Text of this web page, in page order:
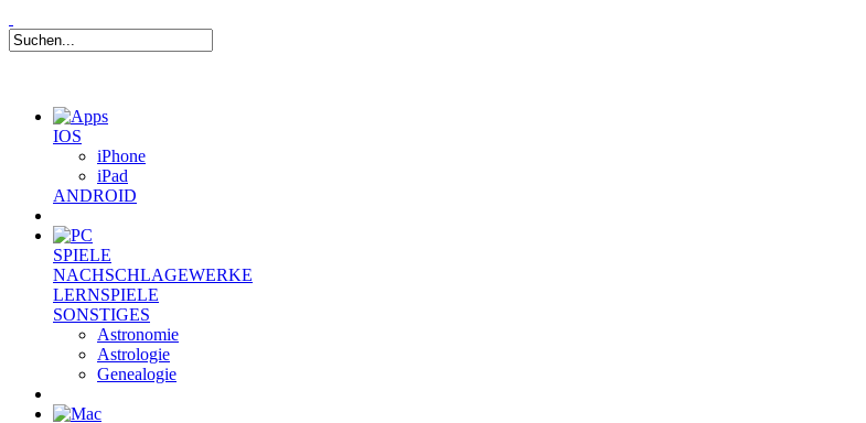
IOS
iPhone
iPad
ANDROID
SPIELE
NACHSCHLAGEWERKE
LERNSPIELE
SONSTIGES
Astronomie
Astrologie
Genealogie